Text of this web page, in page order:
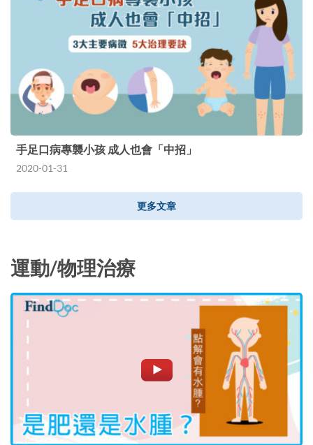
手足口病專襲小孩 成人也會「中招」
2020-01-31
更多文章
運動/物理治療